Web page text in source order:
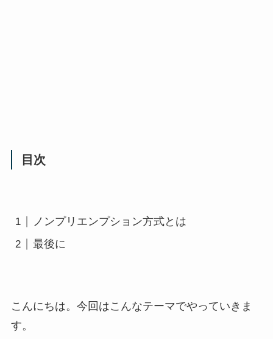
目次
ノンプリエンプション方式とは
最後に
こんにちは。今回はこんなテーマでやっていきま
す。